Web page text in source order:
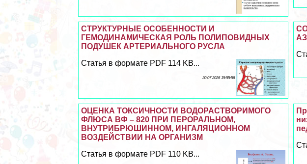
СТРУКТУРНЫЕ ОСОБЕННОСТИ И
ГЕМОДИНАМИЧЕСКАЯ РОЛЬ ПОЛИПОВИДНЫХ
ПОДУШЕК АРТЕРИАЛЬНОГО РУСЛА
Статья в формате PDF 114 KB...
30 07 2026 15:55:56
ОЦЕНКА ТОКСИЧНОСТИ ВОДОРАСТВОРИМОГО
ФЛЮСА ВФ – 820 ПРИ ПЕРОРАЛЬНОМ,
ВНУТРИБРЮШИННОМ, ИНГАЛЯЦИОННОМ
ВОЗДЕЙСТВИИ НА ОРГАНИЗМ
Статья в формате PDF 110 KB...